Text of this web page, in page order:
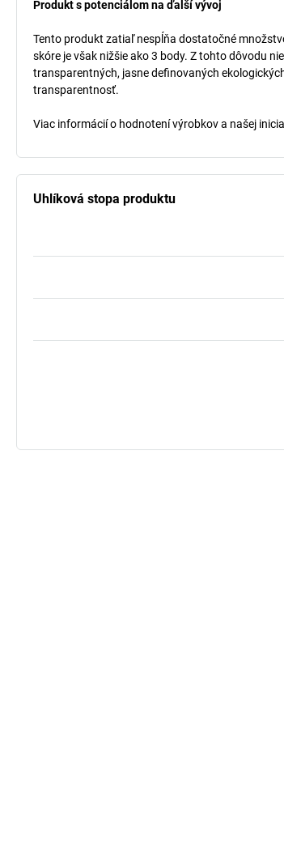
Produkt s potenciálom na ďalší vývoj
Tento produkt zatiaľ nespĺňa dostatočné
skóre je však nižšie ako 3 body. Z tohto dôvodu
transparentných, jasne definovaných
transparentnosť.
Viac informácií o hodnotení výrobkov a našej
Uhlíková stopa produktu